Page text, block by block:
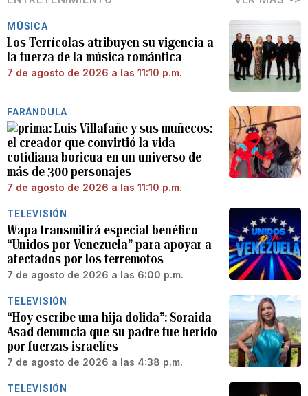
MÚSICA
Los Terrícolas atribuyen su vigencia a
la fuerza de la música romántica
7 de agosto de 2026 a las 11:10 p.m.
FARÁNDULA
Luis Villafañe y sus muñecos:
el creador que convirtió la vida
cotidiana boricua en un universo de
más de 300 personajes
7 de agosto de 2026 a las 11:10 p.m.
TELEVISIÓN
Wapa transmitirá especial benéfico
“Unidos por Venezuela” para apoyar a
afectados por los terremotos
7 de agosto de 2026 a las 6:00 p.m.
TELEVISIÓN
“Hoy escribe una hija dolida”: Soraida
Asad denuncia que su padre fue herido
por fuerzas israelíes
7 de agosto de 2026 a las 4:38 p.m.
TELEVISIÓN